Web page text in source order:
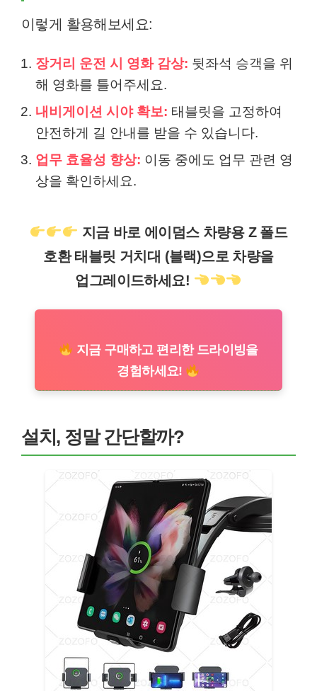
이렇게 활용해보세요:
장거리 운전 시 영화 감상: 뒷좌석 승객을 위
해 영화를 틀어주세요.
내비게이션 시야 확보: 태블릿을 고정하여
안전하게 길 안내를 받을 수 있습니다.
업무 효율성 향상: 이동 중에도 업무 관련 영
상을 확인하세요.
지금 바로 에이덤스 차량용 Z 폴드
호환 태블릿 거치대 (블랙)으로 차량을
업그레이드하세요!
지금 구매하고 편리한 드라이빙을
경험하세요!
설치, 정말 간단할까?